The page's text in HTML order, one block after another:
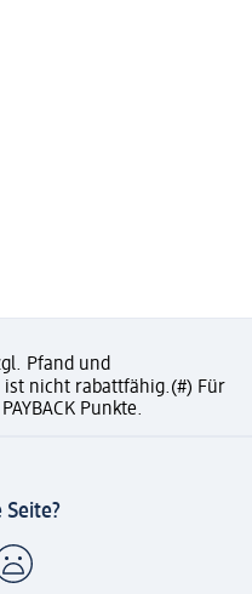
Pfand und
ist nicht rabattfähig.(#) Für
Punkte.